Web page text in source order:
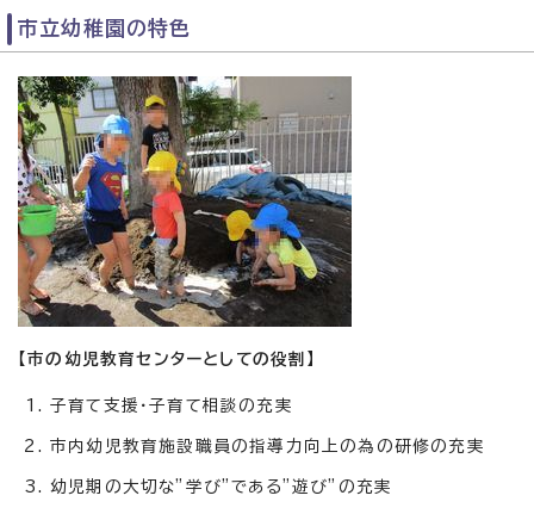
市立幼稚園の特色
【市の幼児教育センターとしての役割】
子育て支援・子育て相談の充実
市内幼児教育施設職員の指導力向上の為の研修の充実
幼児期の大切な”学び”である”遊び”の充実